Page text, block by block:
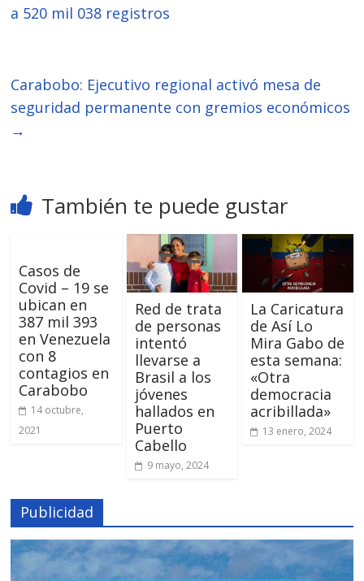
a 520 mil 038 registros
Carabobo: Ejecutivo regional activó mesa de
seguridad permanente con gremios económicos
→
También te puede gustar
Casos de
Covid – 19 se
ubican en
387 mil 393
en Venezuela
con 8
contagios en
Carabobo
14 octubre,
2021
Red de trata
de personas
intentó
llevarse a
Brasil a los
jóvenes
hallados en
Puerto
Cabello
9 mayo, 2024
La Caricatura
de Así Lo
Mira Gabo de
esta semana:
«Otra
democracia
acribillada»
13 enero, 2024
Publicidad